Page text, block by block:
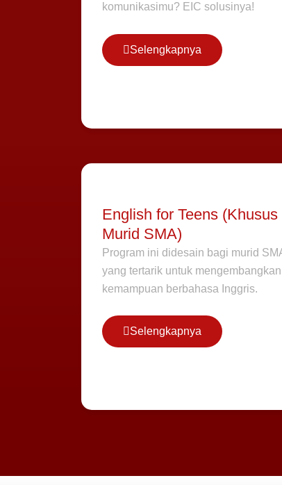
komunikasimu? EIC solusinya!
Selengkapnya
English for Teens (Khusus
Murid SMA)
Program ini didesain bagi murid
yang tertarik untuk mengembangkan
kemampuan berbahasa Inggris.
Selengkapnya